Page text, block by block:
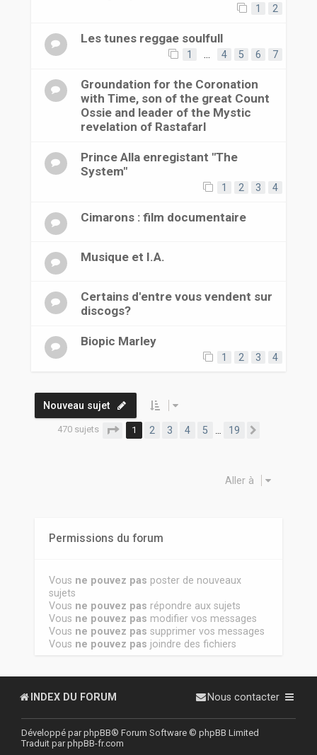
1 2
Les tunes reggae soulfull
1 4 5 6 7
Groundation for the Coronation
with Time, son of the great Count
Ossie and leader of the Mystic
revelation of RastafarI
Prince Alla enregistant "The
System"
1 2 3 4
Cimarons : film documentaire
Musique et I.A.
Certains d'entre vous vendent sur
discogs?
Biopic Marley
1 2 3 4
Nouveau sujet
470 sujets Page 1sur
1 2 3 4 5 19
Aller à
Permissions du forum
Vous ne pouvez pas poster de nouveaux
sujets
Vous ne pouvez pas répondre aux sujets
Vous ne pouvez pas modifier vos messages
Vous ne pouvez pas supprimer vos messages
Vous ne pouvez pas joindre des fichiers
INDEX DU FORUM Nous contacter
Développé parphpBB® Forum Software © phpBB Limited
Traduit parphpBB-fr.com